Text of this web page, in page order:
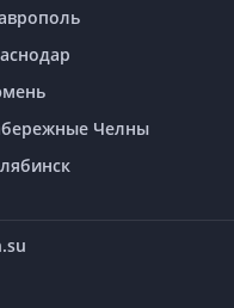
Челны